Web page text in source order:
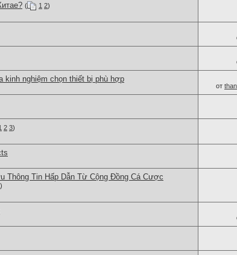
( 1 2)
kinh nghiệm chọn thiết bị phù hợp
от
2 3)
Thông Tin Hấp Dẫn Từ Cộng Đồng Cá Cược
)